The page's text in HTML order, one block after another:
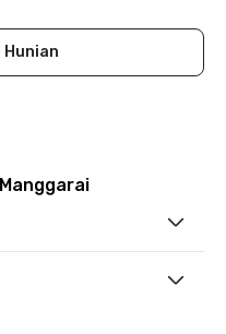
Hunian